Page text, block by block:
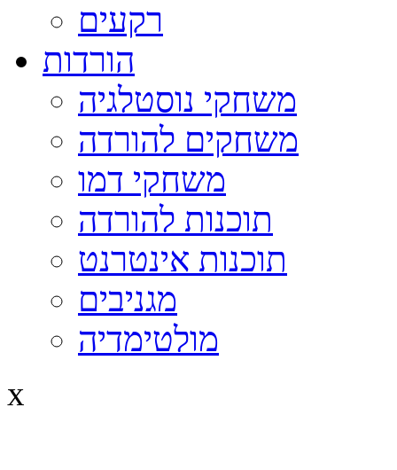
רקעים
הורדות
משחקי נוסטלגיה
משחקים להורדה
משחקי דמו
תוכנות להורדה
תוכנות אינטרנט
מגניבים
מולטימדיה
x